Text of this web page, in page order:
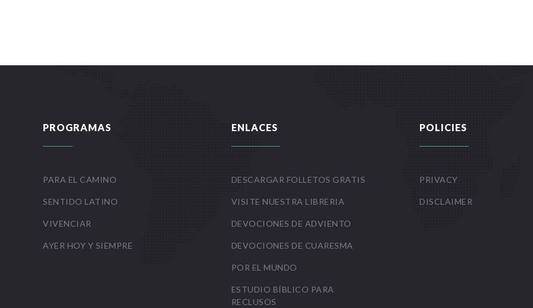
PROGRAMAS
PARA EL CAMINO
SENTIDO LATINO
VIVENCIAR
AYER HOY Y SIEMPRE
ENLACES
DESCARGAR FOLLETOS GRATIS
VISITE NUESTRA LIBRERIA
DEVOCIONES DE ADVIENTO
DEVOCIONES DE CUARESMA
POR EL MUNDO
ESTUDIO BÍBLICO PARA
RECLUSOS
POLICIES
PRIVACY
DISCLAIMER